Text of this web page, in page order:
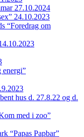
27.10.2024
24.10.2023
“Foredrag om
energi”
hus d. 27.8.22 og d.
med i zoo”
“Papas Papbar”